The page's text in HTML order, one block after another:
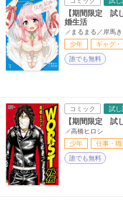
【期間限定 試
婚生活
まるまる／岸馬き
少年
ギャグ・
誰でも無料
コミック 試し
【期間限定 試
高橋ヒロシ
少年
仕事・職
誰でも無料